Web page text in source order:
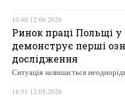
10:40 12.06.2026
Ринок праці Польщі у
демонструє перші
дослідження
Ситуація залишається
18:51 12.05.2026